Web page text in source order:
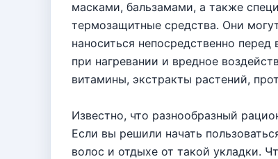
масками, бальзамами, а также
термозащитные средства. Они
наноситься непосредственно
при нагревании и вредное
витамины, экстракты растений,
Известно, что разнообразный
Если вы решили начать
волос и отдыхе от такой укладки.